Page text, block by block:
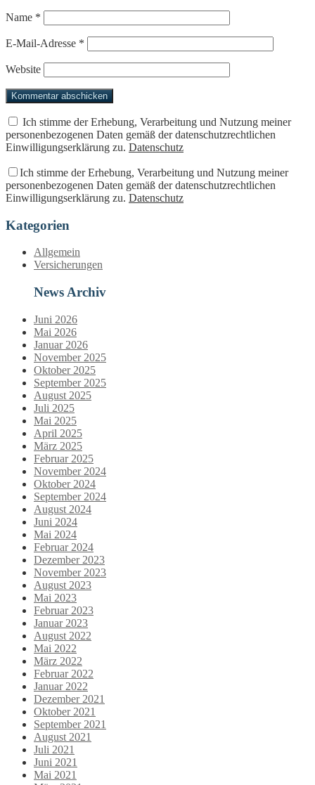
Name *
E-Mail-Adresse *
Website
Ich stimme der Erhebung, Verarbeitung und Nutzung meiner
personenbezogenen Daten gemäß der datenschutzrechtlichen
Einwilligungserklärung zu. Datenschutz
Ich stimme der Erhebung, Verarbeitung und Nutzung meiner
personenbezogenen Daten gemäß der datenschutzrechtlichen
Einwilligungserklärung zu. Datenschutz
Kategorien
Allgemein
Versicherungen
News Archiv
Juni 2026
Mai 2026
Januar 2026
November 2025
Oktober 2025
September 2025
August 2025
Juli 2025
Mai 2025
April 2025
März 2025
Februar 2025
November 2024
Oktober 2024
September 2024
August 2024
Juni 2024
Mai 2024
Februar 2024
Dezember 2023
November 2023
August 2023
Mai 2023
Februar 2023
Januar 2023
August 2022
Mai 2022
März 2022
Februar 2022
Januar 2022
Dezember 2021
Oktober 2021
September 2021
August 2021
Juli 2021
Juni 2021
Mai 2021